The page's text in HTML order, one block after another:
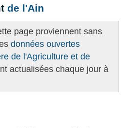
de l'Ain
page proviennentsans
données ouvertes
de l'Agriculture et de
actualisées chaque jour à